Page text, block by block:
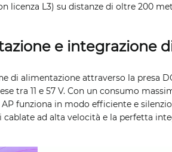
licenza L3) su distanze di oltre 200
e integrazione
di alimentazione attraverso la presa
tra 11 e 57 V. Con un consumo
funziona in modo efficiente e
cablate ad alta velocità e la perfetta